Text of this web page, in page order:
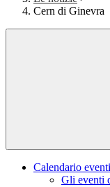
Cern di Ginevra
Calendario eventi
Gli eventi